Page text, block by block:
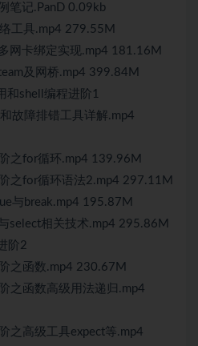
笔记.PanD 0.09kb
工具.mp4 279.55M
网卡绑定实现.mp4 181.16M
及网桥.mp4 399.84M
和shell编程进阶1
故障排错工具详解.mp4
之for循环.mp4 139.96M
之for循环语法2.mp4 297.11M
与break.mp4 195.87M
select相关技术.mp4 295.86M
阶2
之函数.mp4 230.67M
之函数高级用法递归.mp4
之高级工具expect等.mp4